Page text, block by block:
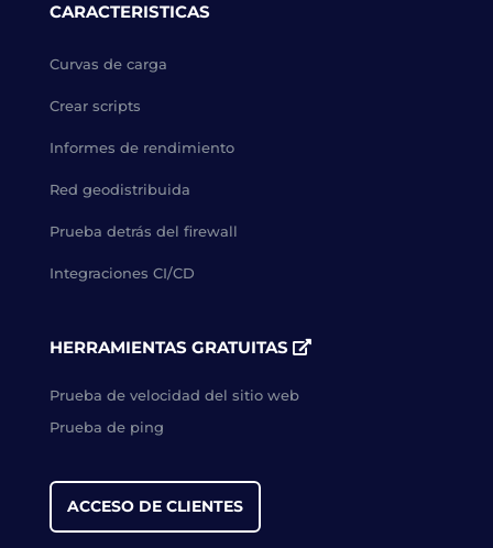
CARACTERISTICAS
Curvas de carga
Crear scripts
Informes de rendimiento
Red geodistribuida
Prueba detrás del firewall
Integraciones CI/CD
HERRAMIENTAS GRATUITAS
Prueba de velocidad del sitio web
Prueba de ping
ACCESO DE CLIENTES